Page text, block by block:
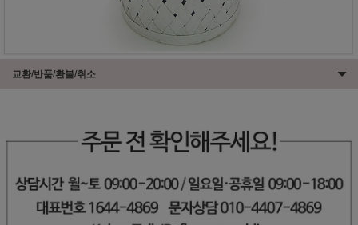
교환/반품/환불/취소